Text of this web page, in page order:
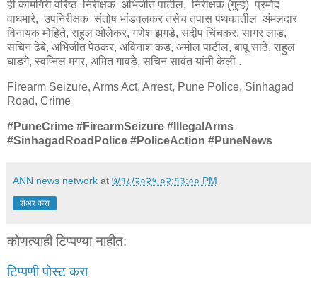
ही कामगिरी वरिष्ठ निरीक्षक अभिजीत पाटील, निरीक्षक (गुन्हे) प्रमोद
वाघमारे, उपनिरीक्षक संतोष भांडवलकर तसेच तपास पथकातील अंमलदार
विनायक मोहिते, राहुल ओलेकर, गणेश झगडे, संदीप चिंचकर, सागर लाड,
सचिन ढेबे, अभिजीत पेठकर, अविनाश कड, अमोल पाटील, बापू साठे, राहुल
घाडगे, स्वप्निल मगर, अमित गावडे, सचिन सावंत यांनी केली .
Firearm Seizure, Arms Act, Arrest, Pune Police, Sinhagad
Road, Crime
#PuneCrime #FirearmSeizure #IllegalArms
#SinhagadRoadPolice #PoliceAction #PuneNews
ANN news network at ७/१८/२०२५ ०२:१३:०० PM
शेअर करा
कोणत्याही टिप्पण्‍या नाहीत:
टिप्पणी पोस्ट करा